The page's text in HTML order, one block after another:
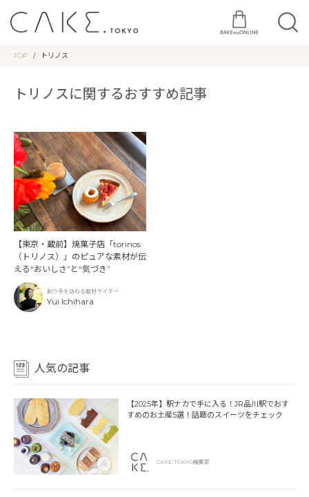
TOP トリノス
トリノスに関するおすすめ記事
【東京・蔵前】焼菓子店「torinos
（トリノス）」のピュアな素材が伝
える“おいしさ”と“気づき”
創り手を訪ねる取材ライター
Yui Ichihara
人気の記事
【2025年】駅ナカで手に入る！JR品川駅でおす
すめのお土産5選！話題のスイーツをチェック
CAKE.TOKYO編集部